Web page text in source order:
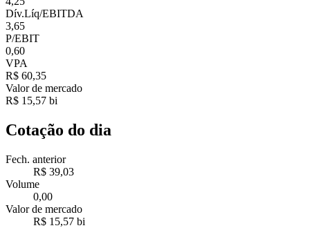
Dív.Líq/EBITDA
3,65
P/EBIT
0,60
VPA
R$ 60,35
Valor de mercado
R$ 15,57 bi
Cotação do dia
Fech. anterior
R$ 39,03
Volume
0,00
Valor de mercado
R$ 15,57 bi